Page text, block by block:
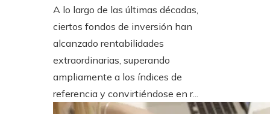
A lo largo de las últimas décadas,
ciertos fondos de inversión han
alcanzado rentabilidades
extraordinarias, superando
ampliamente a los índices de
referencia y convirtiéndose en r...